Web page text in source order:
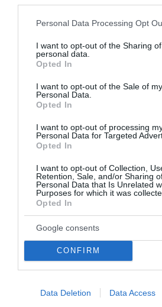
Please note that this website/app
not limited to your visit or usage
grant or deny consent to Google and
use your data for below specified
consent section.
Personal Data Processing Opt
I want to opt-out of the Sharing
personal data.
Opted In
I want to opt-out of the Sale of my
Personal Data.
Opted In
I want to opt-out of processing
Personal Data for Targeted
Opted In
I want to opt-out of Collection,
Retention, Sale, and/or Sharing
Personal Data that Is Unrelated
Purposes for which it was
Opted In
Google consents
CONFIRM
Data Deletion Data Access
Προπώληση:more.com
https://www.more.com/gr-
el/tickets/music/festival/
Ακολουθήστε μας στα μέσα
για συνεχείς ενημερώσεις:
Instagram
https://www.instagram.com/
Facebookhttps://
Festival/61576181431361/